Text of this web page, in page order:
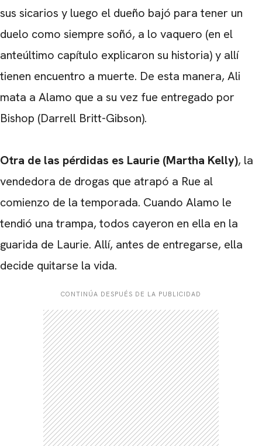
sus sicarios y luego el dueño bajó para tener un
duelo como siempre soñó, a lo vaquero (en el
anteúltimo capítulo explicaron su historia) y allí
tienen encuentro a muerte. De esta manera, Ali
mata a Alamo que a su vez fue entregado por
Bishop (Darrell Britt-Gibson).
Otra de las pérdidas es Laurie (Martha Kelly), la
vendedora de drogas que atrapó a Rue al
comienzo de la temporada. Cuando Alamo le
tendió una trampa, todos cayeron en ella en la
guarida de Laurie. Allí, antes de entregarse, ella
decide quitarse la vida.
CONTINÚA DESPUÉS DE LA PUBLICIDAD